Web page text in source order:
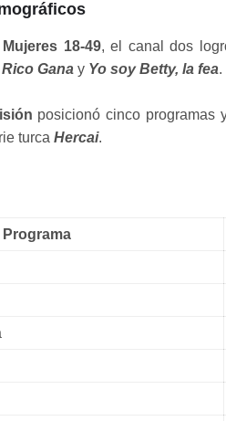
Mujeres 18-49, el canal dos
Gana y Yo soy Betty, la fea.
posicionó cinco programas
turca Hercai.
Programa